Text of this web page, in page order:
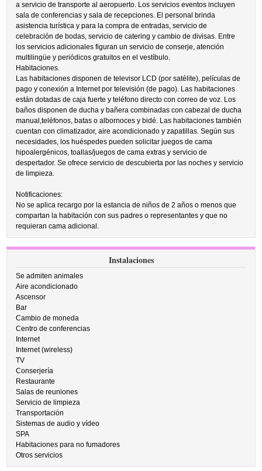
a servicio de transporte al aeropuerto. Los servicios eventos incluyen
sala de conferencias y sala de recepciones. El personal brinda
asistencia turística y para la compra de entradas, servicio de
celebración de bodas, servicio de catering y cambio de divisas. Entre
los servicios adicionales figuran un servicio de conserje, atención
multilingüe y periódicos gratuitos en el vestíbulo.
Habitaciones.
Las habitaciones disponen de televisor LCD (por satélite), películas de
pago y conexión a Internet por televisión (de pago). Las habitaciones
están dotadas de caja fuerte y teléfono directo con correo de voz. Los
baños disponen de ducha y bañera combinadas con cabezal de ducha
manual,teléfonos, batas o albornoces y bidé. Las habitaciones también
cuentan con climatizador, aire acondicionado y zapatillas. Según sus
necesidades, los huéspedes pueden solicitar juegos de cama
hipoalergénicos, toallas/juegos de cama extras y servicio de
despertador. Se ofrece servicio de descubierta por las noches y servicio
de limpieza.
Notificaciones:
No se aplica recargo por la estancia de niños de 2 años o menos que
compartan la habitación con sus padres o representantes y que no
requieran cama adicional.
Instalaciones
Se admiten animales
Aire acondicionado
Ascensor
Bar
Cambio de moneda
Centro de conferencias
Internet
Internet (wireless)
TV
Conserjería
Restaurante
Salas de reuniones
Servicio de limpieza
Transportación
Sistemas de audio y vídeo
SPA
Habitaciones para no fumadores
Otros servicios